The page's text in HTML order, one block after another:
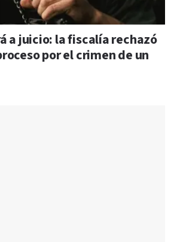
a juicio: la fiscalía rechazó
por el crimen de un